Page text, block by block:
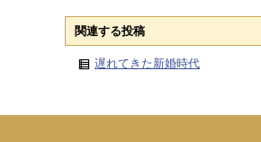
関連する投稿
遅れてきた新婚時代